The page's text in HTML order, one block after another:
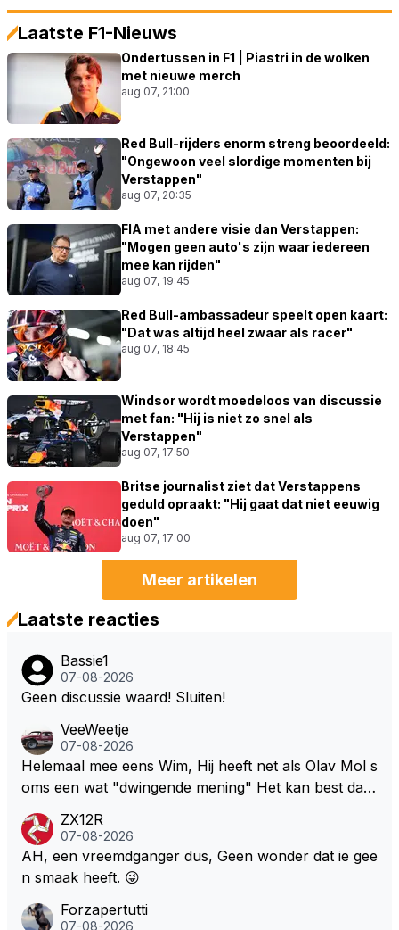
Laatste F1-Nieuws
Ondertussen in F1 | Piastri in de wolken
met nieuwe merch
aug 07, 21:00
Red Bull-rijders enorm streng beoordeeld:
"Ongewoon veel slordige momenten bij
Verstappen"
aug 07, 20:35
FIA met andere visie dan Verstappen:
"Mogen geen auto's zijn waar iedereen
mee kan rijden"
aug 07, 19:45
Red Bull-ambassadeur speelt open kaart:
"Dat was altijd heel zwaar als racer"
aug 07, 18:45
Windsor wordt moedeloos van discussie
met fan: "Hij is niet zo snel als
Verstappen"
aug 07, 17:50
Britse journalist ziet dat Verstappens
geduld opraakt: "Hij gaat dat niet eeuwig
doen"
aug 07, 17:00
Meer artikelen
Laatste reacties
Bassie1
07-08-2026
Geen discussie waard! Sluiten!
VeeWeetje
07-08-2026
Helemaal mee eens Wim, Hij heeft net als Olav Mol s
oms een wat "dwingende mening" Het kan best dat
l bij Windsor op te roepen. Maar in een tijd zonder r
aces zijn dit leuke berichtjes
ZX12R
07-08-2026
AH, een vreemdganger dus, Geen wonder dat ie gee
n smaak heeft. 😜
Forzapertutti
07-08-2026